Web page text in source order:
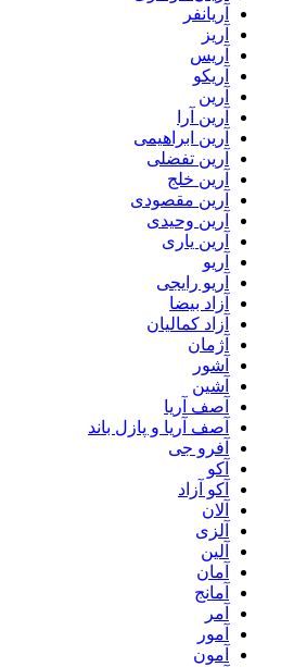
آریانفر
آریز
آریس
آریکو
آرین
آرین آرا
آرین ابراهیمی
آرین تفضلی
آرین خلج
آرین مقصودی
آرین وحیدی
آرین یاری
آریو
آریو رایجی
آزاد بیضا
آزاد کمالیان
آژمان
آشور
آشین
آصف آریا
آصف آریا و پازل باند
آفرو جی
آکو
آکو آزاد
آلان
آلزی
آلین
آمان
آمانج
آمر
آمور
آمون